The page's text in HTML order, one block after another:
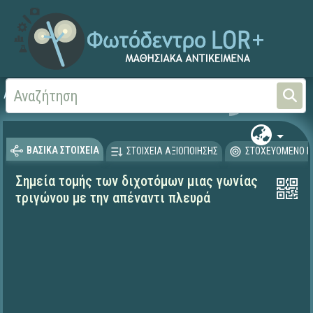
Αρχική
ΒΑΣΙΚΑ ΣΤΟΙΧΕΙΑ ΣΤΟΙΧΕΙΑ ΑΞΙΟΠΟΙΗΣΗΣ ΣΤΟΧΕΥΟΜΕΝΟ
Σημεία τομής των διχοτόμων μιας γωνίας
τριγώνου με την απέναντι πλευρά